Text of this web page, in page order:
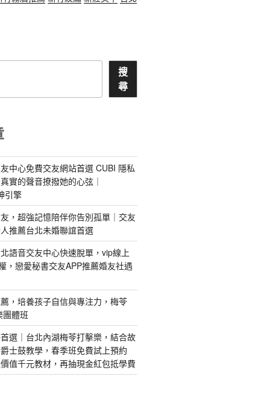
搜
尋
中心免費交友網站首選 CUBI 隱私
實的聲音撩撥她的心弦｜
引擎
，超強記憶陪伴你告別孤單｜交友
推薦台北未婚聯誼首選
語音交友中心快速脫單，vip線上
，戀愛秘書交友APP推薦婚友社遇
，培養孩子自信與專注力，梅苓
體班
選｜台北內湖梅苓打擊樂，結合故
士鼓教學，春季班免費試上預約
值千元教材，再抽現金紅包抵學費